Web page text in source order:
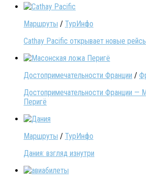
Маршруты / ТурИнфо
Cathay Pacific открывает новые
Достопримечательности Франции /
Достопримечательности Франции —
Перигё
Маршруты / ТурИнфо
Дания: взгляд изнутри